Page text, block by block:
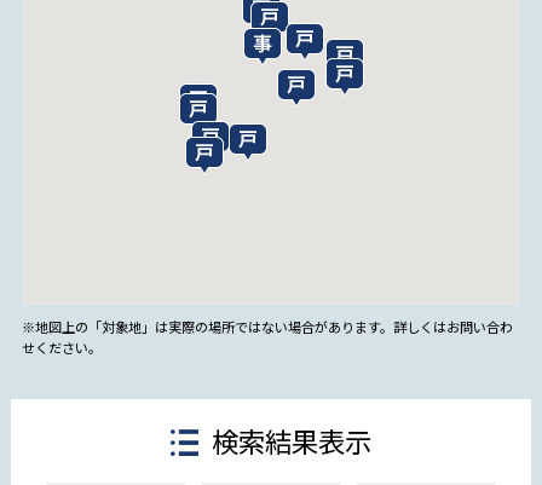
※地図上の「対象地」は実際の場所ではない場合があります。詳しくはお問い合わ
せください。
検索結果表示